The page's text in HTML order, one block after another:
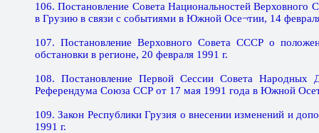
106. Постановление Совета Национальностей
в Грузию в связи с событиями в Южной Осе¬тии, 14
107. Постановление Верховного Совета СССР о
обстановки в регионе, 20 февраля 1991 г.
108. Постановление Первой Сессии Совета Народных
Референдума Союза ССР от 17 мая 1991 года в Южной
109. Закон Республики Грузия о внесении изменений и
1991 г.